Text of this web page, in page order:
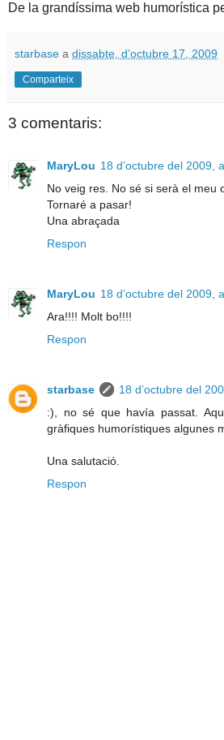
De la grandíssima web humorística
starbase a dissabte, d’octubre 17, 2009
Comparteix
3 comentaris:
MaryLou 18 d’octubre del 2009,
No veig res. No sé si serà el meu
Tornaré a pasar!
Una abraçada
Respon
MaryLou 18 d’octubre del 2009,
Ara!!!! Molt bo!!!!
Respon
starbase
18 d’octubre del
:), no sé que havía passat.
gràfiques humorístiques algunes
Una salutació.
Respon